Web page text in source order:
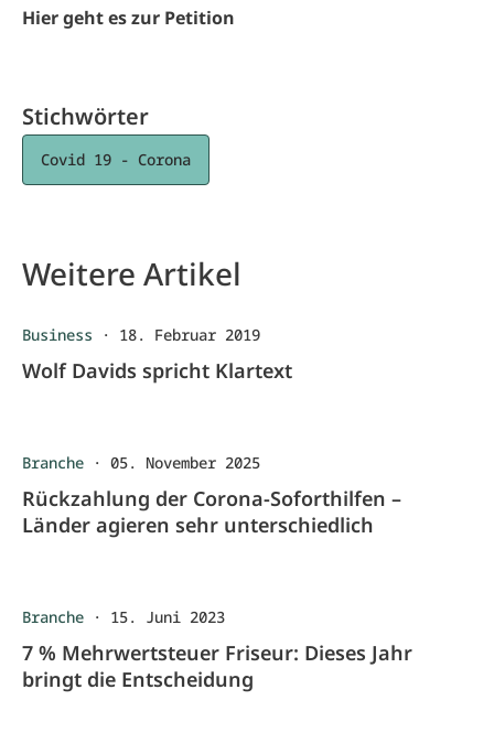
Hier geht es zur Petition
Stichwörter
Covid 19 - Corona
Weitere Artikel
Business · 18. Februar 2019
Wolf Davids spricht Klartext
Branche · 05. November 2025
Rückzahlung der Corona-Soforthilfen –
Länder agieren sehr unterschiedlich
Branche · 15. Juni 2023
7 % Mehrwertsteuer Friseur: Dieses Jahr
bringt die Entscheidung